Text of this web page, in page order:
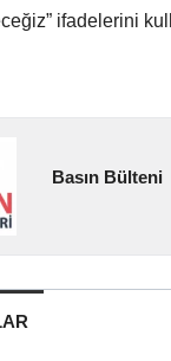
ifadelerini
Basın Bülteni